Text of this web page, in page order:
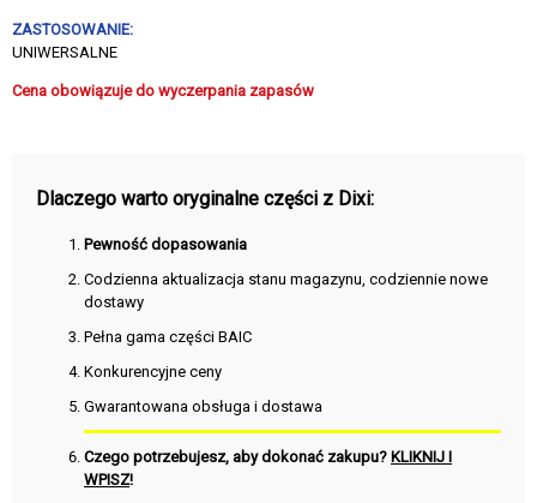
ZASTOSOWANIE:
UNIWERSALNE
Cena obowiązuje do wyczerpania zapasów
Dlaczego warto oryginalne części z Dixi:
Pewność dopasowania
Codzienna aktualizacja stanu magazynu, codziennie nowe
dostawy
Pełna gama części BAIC
Konkurencyjne ceny
Gwarantowana obsługa i dostawa
Czego potrzebujesz, aby dokonać zakupu? KLIKNIJ I
WPISZ!